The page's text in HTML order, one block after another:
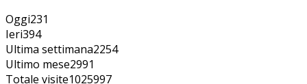
Oggi231
Ieri394
Ultima settimana2254
Ultimo mese2991
Totale visite1025997